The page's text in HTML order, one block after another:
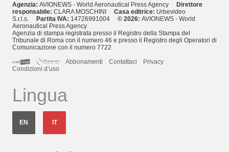
Agenzia: AVIONEWS - World Aeronautical Press Agency Direttore
responsabile: CLARA MOSCHINI Casa editrice: Urbevideo
S.r.l.s. Partita IVA: 14726991004 © 2026: AVIONEWS - World
Aeronautical Press Agency
Agenzia di stampa registrata presso il Registro della Stampa del
Tribunale di Roma con il numero 46 e presso il Registro degli Operatori di
Comunicazione con il numero 7722
Abbonamenti
Contattaci
Privacy
Condizioni d’uso
Lingua
EN IT